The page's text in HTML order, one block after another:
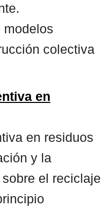
modelos
colectiva
en
en residuos
y la
el reciclaje